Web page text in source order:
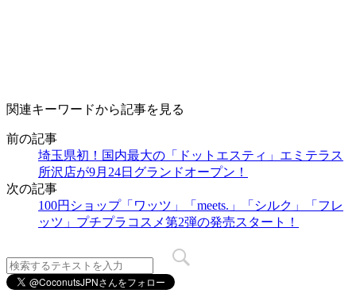
関連キーワードから記事を見る
前の記事
埼玉県初！国内最大の「ドットエスティ」エミテラス
所沢店が9月24日グランドオープン！
次の記事
100円ショップ「ワッツ」「meets.」「シルク」「フレ
ッツ」プチプラコスメ第2弾の発売スタート！